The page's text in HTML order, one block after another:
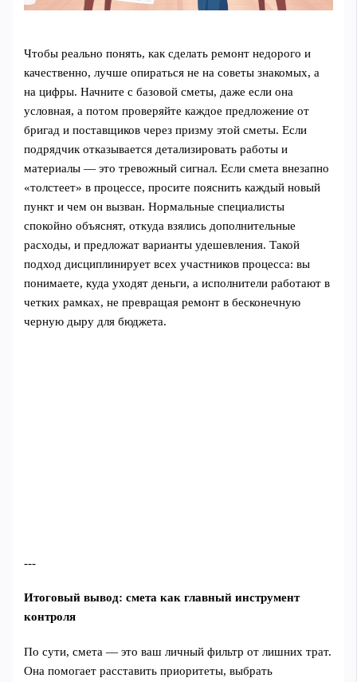
Чтобы реально понять, как сделать ремонт недорого и
качественно, лучше опираться не на советы знакомых, а
на цифры. Начните с базовой сметы, даже если она
условная, а потом проверяйте каждое предложение от
бригад и поставщиков через призму этой сметы. Если
подрядчик отказывается детализировать работы и
материалы — это тревожный сигнал. Если смета внезапно
«толстеет» в процессе, просите пояснить каждый новый
пункт и чем он вызван. Нормальные специалисты
спокойно объяснят, откуда взялись дополнительные
расходы, и предложат варианты удешевления. Такой
подход дисциплинирует всех участников процесса: вы
понимаете, куда уходят деньги, а исполнители работают в
четких рамках, не превращая ремонт в бесконечную
черную дыру для бюджета.
---
Итоговый вывод: смета как главный инструмент
контроля
По сути, смета — это ваш личный фильтр от лишних трат.
Она помогает расставить приоритеты, выбрать